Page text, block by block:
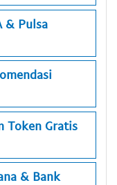
& Pulsa
Token Gratis
& Bank